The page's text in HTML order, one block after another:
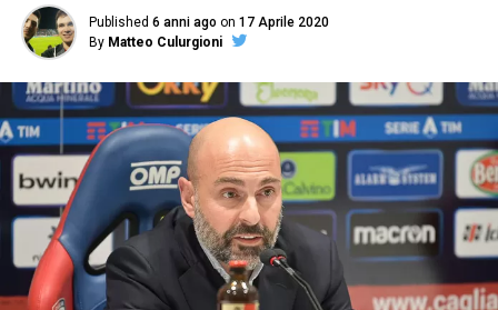
Published 6 anni ago on 17 Aprile 2020
By Matteo Culurgioni